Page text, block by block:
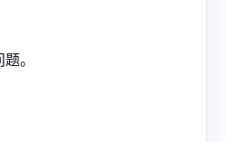
。